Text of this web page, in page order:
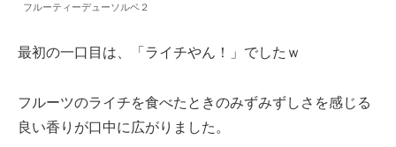
フルーティーデューソルベ２
最初の一口目は、「ライチやん！」でしたｗ
フルーツのライチを食べたときのみずみずしさを感じる
良い香りが口中に広がりました。